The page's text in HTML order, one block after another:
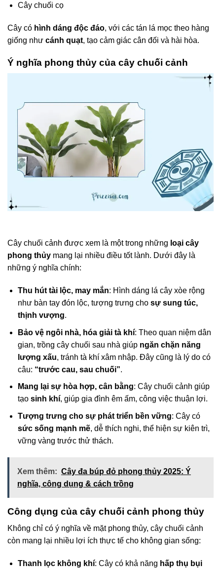
Cây chuối cọ
Cây có hình dáng độc đáo, với các tán lá mọc theo hàng
giống như cánh quạt, tạo cảm giác cân đối và hài hòa.
Ý nghĩa phong thủy của cây chuối cảnh
Cây chuối cảnh được xem là một trong những loại cây
phong thủy mang lại nhiều điều tốt lành. Dưới đây là
những ý nghĩa chính:
Thu hút tài lộc, may mắn: Hình dáng lá cây xòe rộng
như bàn tay đón lộc, tượng trưng cho sự sung túc,
thịnh vượng.
Bảo vệ ngôi nhà, hóa giải tà khí: Theo quan niệm dân
gian, trồng cây chuối sau nhà giúp ngăn chặn năng
lượng xấu, tránh tà khí xâm nhập. Đây cũng là lý do có
câu: “trước cau, sau chuối”.
Mang lại sự hòa hợp, cân bằng: Cây chuối cảnh giúp
tạo sinh khí, giúp gia đình êm ấm, công việc thuận lợi.
Tượng trưng cho sự phát triển bền vững: Cây có
sức sống mạnh mẽ, dễ thích nghi, thể hiện sự kiên trì,
vững vàng trước thử thách.
Xem thêm: Cây đa búp đỏ phong thủy 2025: Ý
nghĩa, công dụng & cách trồng
Công dụng của cây chuối cảnh phong thủy
Không chỉ có ý nghĩa về mặt phong thủy, cây chuối cảnh
còn mang lại nhiều lợi ích thực tế cho không gian sống:
Thanh lọc không khí: Cây có khả năng hấp thụ bụi